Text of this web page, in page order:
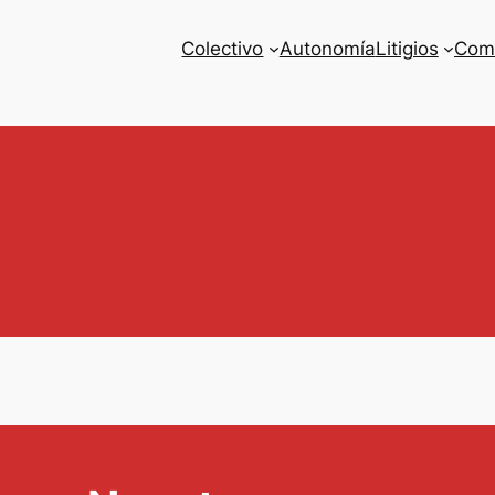
Colectivo AutonomíaLitigios